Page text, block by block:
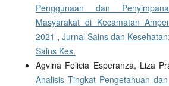
Penggunaan dan
Masyarakat di Kecamatan
2021 , Jurnal Sains dan
Sains Kes.
Agvina Felicia Esperanza, Liza
Analisis Tingkat Pengetahuan